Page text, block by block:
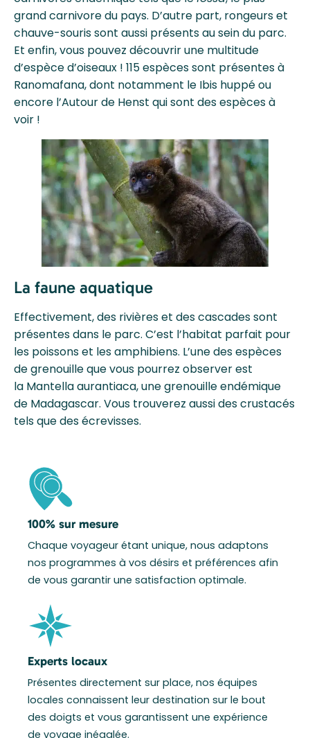
grand carnivore du pays. D’autre part, rongeurs et
chauve-souris sont aussi présents au sein du parc.
Et enfin, vous pouvez découvrir une multitude
d’espèce d’oiseaux ! 115 espèces sont présentes à
Ranomafana, dont notamment le Ibis huppé ou
encore l’Autour de Henst qui sont des espèces à
voir !
La faune aquatique
Effectivement, des rivières et des cascades sont
présentes dans le parc. C’est l’habitat parfait pour
les poissons et les amphibiens. L’une des espèces
de grenouille que vous pourrez observer est
la Mantella aurantiaca, une grenouille endémique
de Madagascar. Vous trouverez aussi des crustacés
tels que des écrevisses.
100% sur mesure
Chaque voyageur étant unique, nous adaptons
nos programmes à vos désirs et préférences afin
de vous garantir une satisfaction optimale.
Experts locaux
Présentes directement sur place, nos équipes
locales connaissent leur destination sur le bout
des doigts et vous garantissent une expérience
de voyage inégalée.